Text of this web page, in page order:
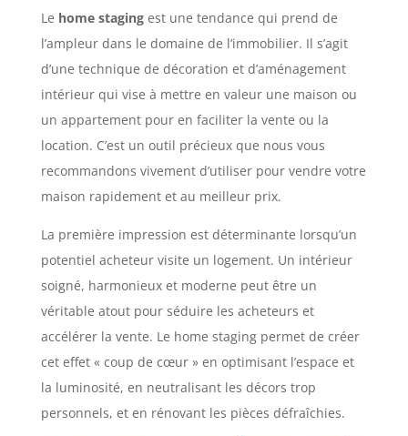
Le home stagingest une tendance qui prend de
l’ampleur dans le domaine de l’immobilier. Il s’agit
d’une technique de décoration et d’aménagement
intérieur qui vise à mettre en valeur une maison ou
un appartement pour en faciliter la vente ou la
location. C’est un outil précieux que nous vous
recommandons vivement d’utiliser pour vendre votre
maison rapidement et au meilleur prix.
La première impression est déterminante lorsqu’un
potentiel acheteur visite un logement. Un intérieur
soigné, harmonieux et moderne peut être un
véritable atout pour séduire les acheteurs et
accélérer la vente. Le home staging permet de créer
cet effet « coup de cœur » en optimisant l’espace et
la luminosité, en neutralisant les décors trop
personnels, et en rénovant les pièces défraîchies.